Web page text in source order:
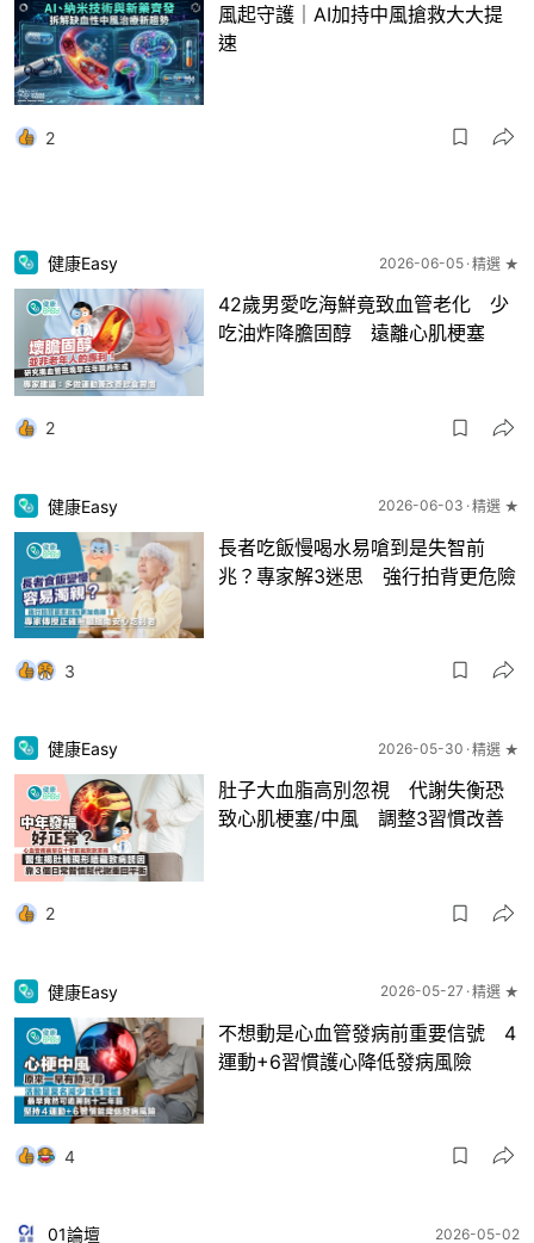
風起守護｜AI加持中風搶救大大提
速
2
健康Easy 2026-06-05 精選 ★
42歲男愛吃海鮮竟致血管老化 少
吃油炸降膽固醇 遠離心肌梗塞
2
健康Easy 2026-06-03 精選 ★
長者吃飯慢喝水易嗆到是失智前
兆？專家解3迷思 強行拍背更危險
3
健康Easy 2026-05-30 精選 ★
肚子大血脂高別忽視 代謝失衡恐
致心肌梗塞/中風 調整3習慣改善
2
健康Easy 2026-05-27 精選 ★
不想動是心血管發病前重要信號 4
運動+6習慣護心降低發病風險
4
01論壇 2026-05-02